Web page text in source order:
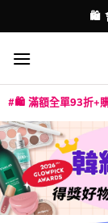
to
content
💳 支援消
🛍️ 滿額全單93折+